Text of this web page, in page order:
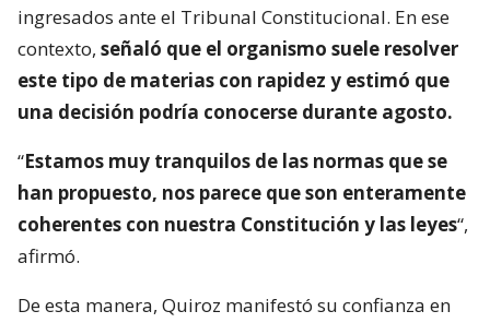
ingresados ante el Tribunal Constitucional. En ese
contexto, señaló que el organismo suele resolver
este tipo de materias con rapidez y estimó que
una decisión podría conocerse durante agosto.
“Estamos muy tranquilos de las normas que se
han propuesto, nos parece que son enteramente
coherentes con nuestra Constitución y las leyes“,
afirmó.
De esta manera, Quiroz manifestó su confianza en